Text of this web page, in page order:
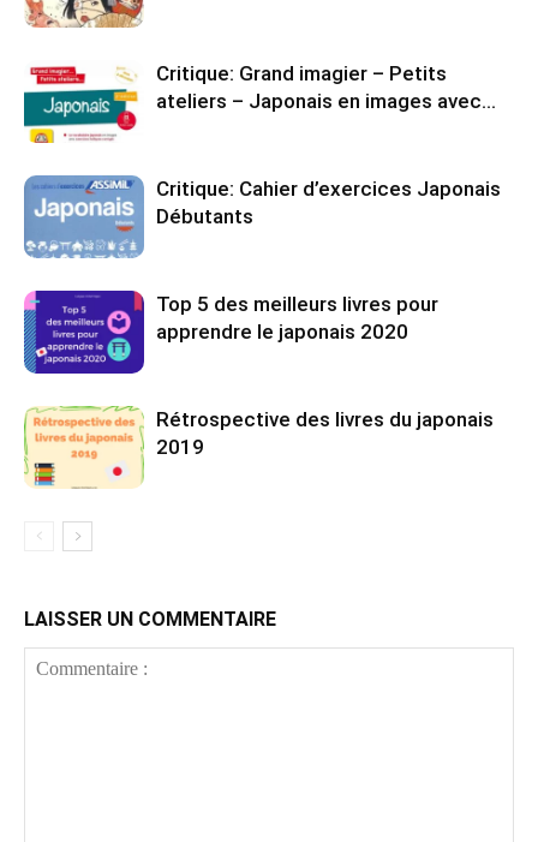
Critique: Grand imagier – Petits
ateliers – Japonais en images avec…
Critique: Cahier d’exercices Japonais
Débutants
Top 5 des meilleurs livres pour
apprendre le japonais 2020
Rétrospective des livres du japonais
2019
LAISSER UN COMMENTAIRE